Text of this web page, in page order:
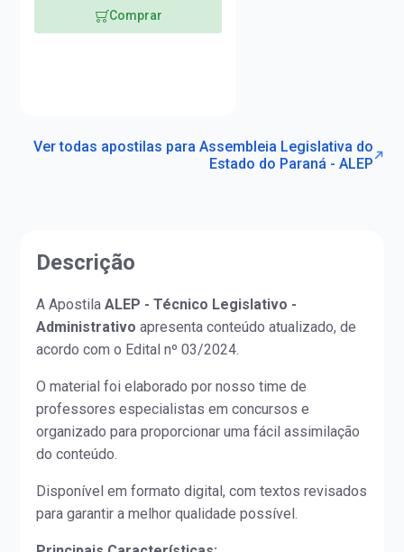
Comprar
Ver todas apostilas para Assembleia Legislativa do
Estado do Paraná - ALEP
Descrição
A ApostilaALEP - Técnico Legislativo -
Administrativo apresenta conteúdo atualizado, de
acordo com o Edital nº 03/2024.
O material foi elaborado por nosso time de
professores especialistas em concursos e
organizado para proporcionar uma fácil assimilação
do conteúdo.
Disponível em formato digital, com textos revisados
para garantir a melhor qualidade possível.